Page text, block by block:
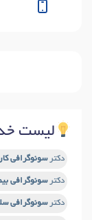
لیست
دکترسونوگرافی
دکترسونوگرافی
دکترسونوگرافی